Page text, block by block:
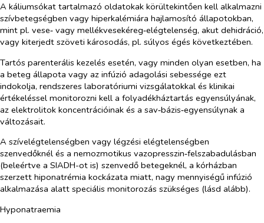
A káliumsókat tartalmazó oldatokak körültekintően kell alkalmazni
szívbetegségben vagy hiperkalémiára hajlamosító állapotokban,
mint pl. vese‑ vagy mellékvesekéreg‑elégtelenség, akut dehidráció,
vagy kiterjedt szöveti károsodás, pl. súlyos égés következtében.
Tartós parenterális kezelés esetén, vagy minden olyan esetben, ha
a beteg állapota vagy az infúzió adagolási sebessége ezt
indokolja, rendszeres laboratóriumi vizsgálatokkal és klinikai
értékeléssel monitorozni kell a folyadékháztartás egyensúlyának,
az elektrolitok koncentrációinak és a sav‑bázis‑egyensúlynak a
változásait.
A szívelégtelenségben vagy légzési elégtelenségben
szenvedőknél és a nemozmotikus vazopresszin‑felszabadulásban
(beleértve a SIADH-ot is) szenvedő betegeknél, a kórházban
szerzett hiponatrémia kockázata miatt, nagy mennyiségű infúzió
alkalmazása alatt speciális monitorozás szükséges (lásd alább).
Hyponatraemia